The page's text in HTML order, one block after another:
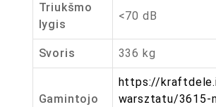
Triukšmo
lygis
<70 dB
Svoris 336 kg
Gamintojo
https://
warsztatu/3615-